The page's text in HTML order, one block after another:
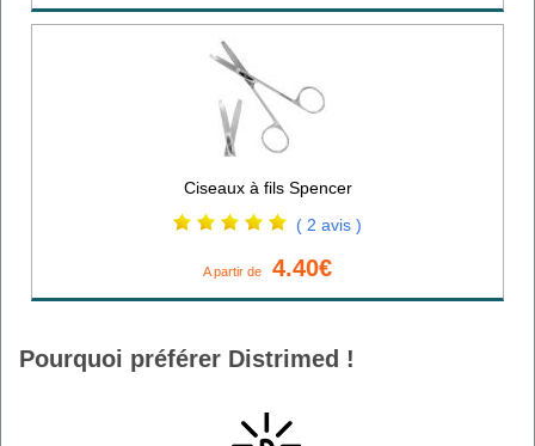
Ciseaux à fils Spencer
( 2 avis )
A partir de 4.40€
Pourquoi préférer Distrimed !